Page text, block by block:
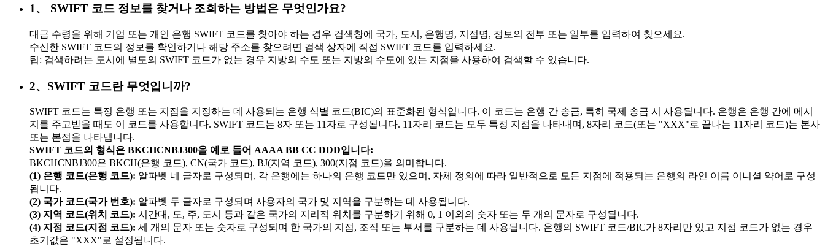
1、 SWIFT 코드 정보를 찾거나 조회하는 방법은 무엇인가요?
대금 수령을 위해 기업 또는 개인 은행 SWIFT 코드를 찾아야 하는 경우 검색창에 국가, 도시, 은행명, 지점명, 정보의 전부 또는 일부를 입력하여 찾으세요.
수신한 SWIFT 코드의 정보를 확인하거나 해당 주소를 찾으려면 검색 상자에 직접 SWIFT 코드를 입력하세요.
팁: 검색하려는 도시에 별도의 SWIFT 코드가 없는 경우 지방의 수도 또는 지방의 수도에 있는 지점을 사용하여 검색할 수 있습니다.
2、SWIFT 코드란 무엇입니까?
SWIFT 코드는 특정 은행 또는 지점을 지정하는 데 사용되는 은행 식별 코드(BIC)의 표준화된 형식입니다. 이 코드는 은행 간 송금, 특히 국제 송금 시 사용됩니다. 은행은 은행 간에 메시
지를 주고받을 때도 이 코드를 사용합니다. SWIFT 코드는 8자 또는 11자로 구성됩니다. 11자리 코드는 모두 특정 지점을 나타내며, 8자리 코드(또는 "XXX"로 끝나는 11자리 코드)는 본사
또는 본점을 나타냅니다.
SWIFT 코드의 형식은 BKCHCNBJ300을 예로 들어 AAAA BB CC DDD입니다:
BKCHCNBJ300은 BKCH(은행 코드), CN(국가 코드), BJ(지역 코드), 300(지점 코드)을 의미합니다.
(1) 은행 코드(은행 코드): 알파벳 네 글자로 구성되며, 각 은행에는 하나의 은행 코드만 있으며, 자체 정의에 따라 일반적으로 모든 지점에 적용되는 은행의 라인 이름 이니셜 약어로 구성
됩니다.
(2) 국가 코드(국가 번호): 알파벳 두 글자로 구성되며 사용자의 국가 및 지역을 구분하는 데 사용됩니다.
(3) 지역 코드(위치 코드): 시간대, 도, 주, 도시 등과 같은 국가의 지리적 위치를 구분하기 위해 0, 1 이외의 숫자 또는 두 개의 문자로 구성됩니다.
(4) 지점 코드(지점 코드): 세 개의 문자 또는 숫자로 구성되며 한 국가의 지점, 조직 또는 부서를 구분하는 데 사용됩니다. 은행의 SWIFT 코드/BIC가 8자리만 있고 지점 코드가 없는 경우
초기값은 "XXX"로 설정됩니다.